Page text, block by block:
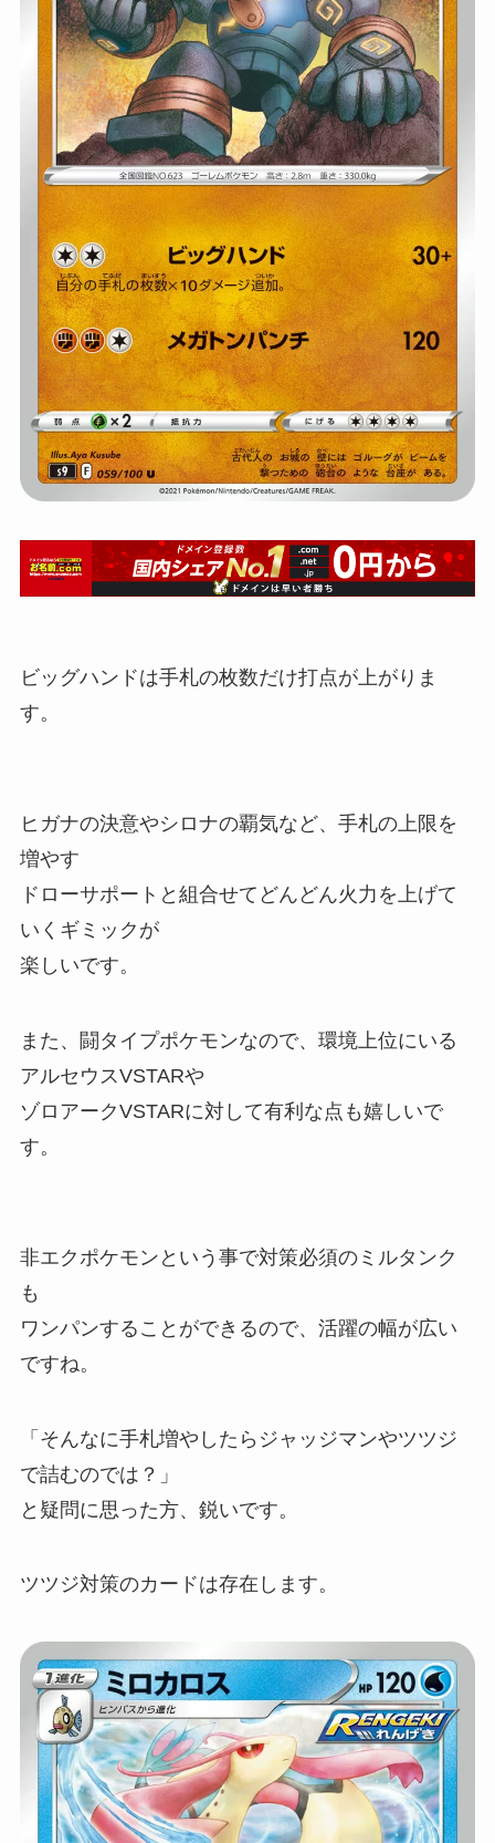
ビッグハンドは手札の枚数だけ打点が上がりま
す。
ヒガナの決意やシロナの覇気など、手札の上限を
増やす
ドローサポートと組合せてどんどん火力を上げて
いくギミックが
楽しいです。
また、闘タイプポケモンなので、環境上位にいる
アルセウスVSTARや
ゾロアークVSTARに対して有利な点も嬉しいで
す。
非エクポケモンという事で対策必須のミルタンク
も
ワンパンすることができるので、活躍の幅が広い
ですね。
「そんなに手札増やしたらジャッジマンやツツジ
で詰むのでは？」
と疑問に思った方、鋭いです。
ツツジ対策のカードは存在します。